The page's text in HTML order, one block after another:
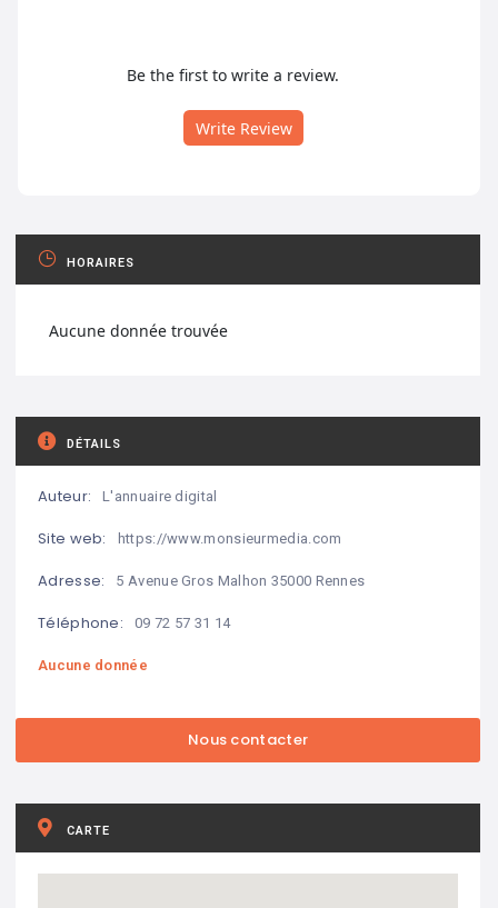
Be the first to write a review.
Write Review
HORAIRES
Aucune donnée trouvée
DÉTAILS
Auteur: L'annuaire digital
Site web: https://www.monsieurmedia.com
Adresse: 5 Avenue Gros Malhon 35000 Rennes
Téléphone: 09 72 57 31 14
Aucune donnée
CARTE